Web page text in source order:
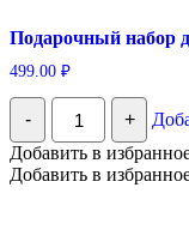
Подарочный набор
499.00 ₽
-
Количество
Подарочный
набор
для
мужчин,
+
Добавить в
Добавить в